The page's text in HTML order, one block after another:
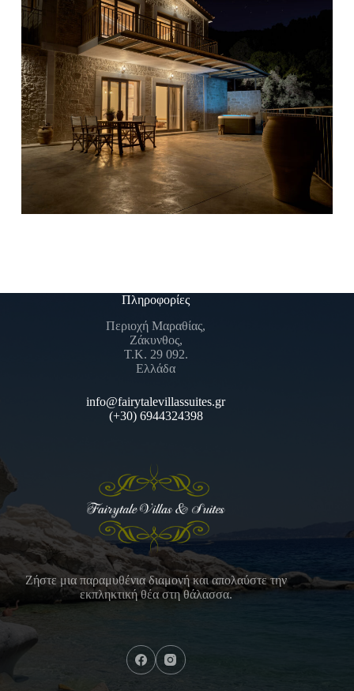
Πληροφορίες
Περιοχή Μαραθίας,
Ζάκυνθος,
Τ.Κ. 29 092.
Ελλάδα
info@fairytalevillassuites.gr
(+30) 6944324398
Ζήστε μια παραμυθένια διαμονή και απολαύστε την
εκπληκτική θέα στη θάλασσα.